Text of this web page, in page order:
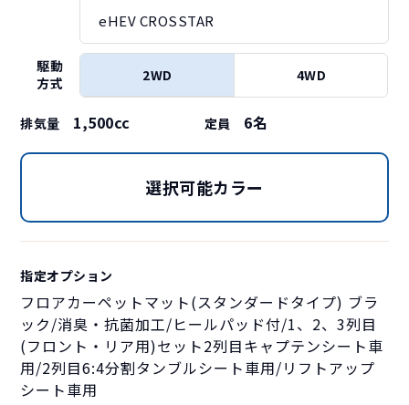
eHEV CROSSTAR
駆動
方式
2WD 4WD
排気量 1,500cc 定員 6名
選択可能カラー
指定オプション
フロアカーペットマット(スタンダードタイプ) ブラ
ック/消臭・抗菌加工/ヒールパッド付/1、2、3列目
(フロント・リア用)セット2列目キャプテンシート車
用/2列目6:4分割タンブルシート車用/リフトアップ
シート車用